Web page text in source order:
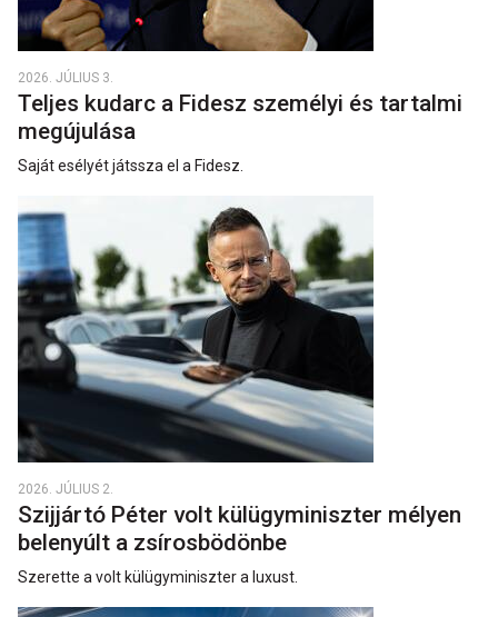
2026. JÚLIUS 3.
Teljes kudarc a Fidesz személyi és tartalmi
megújulása
Saját esélyét játssza el a Fidesz.
2026. JÚLIUS 2.
Szijjártó Péter volt külügyminiszter mélyen
belenyúlt a zsírosbödönbe
Szerette a volt külügyminiszter a luxust.